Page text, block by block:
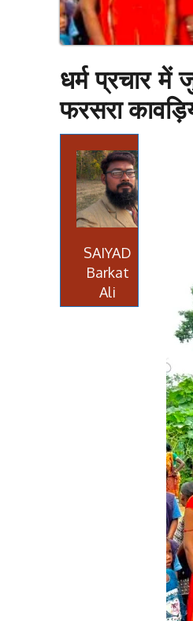
धर्म प्रचार में
फरसरा
SAIYAD
Barkat
Ali